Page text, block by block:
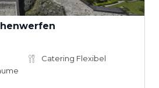
Catering Flexibel